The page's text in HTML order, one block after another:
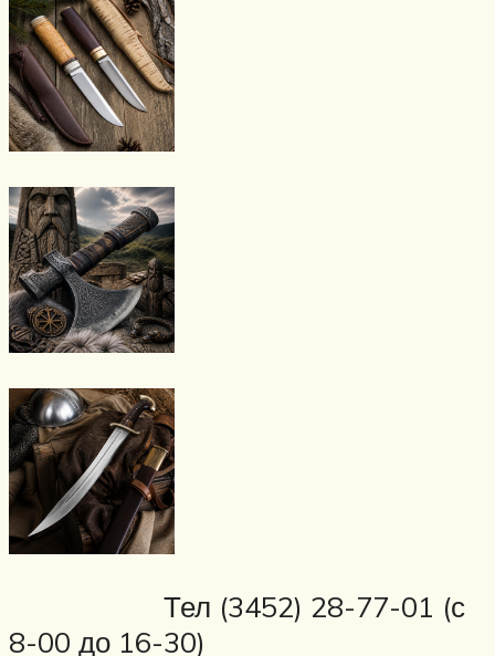
Тел (3452) 28-77-01 (с
8-00 до 16-30)